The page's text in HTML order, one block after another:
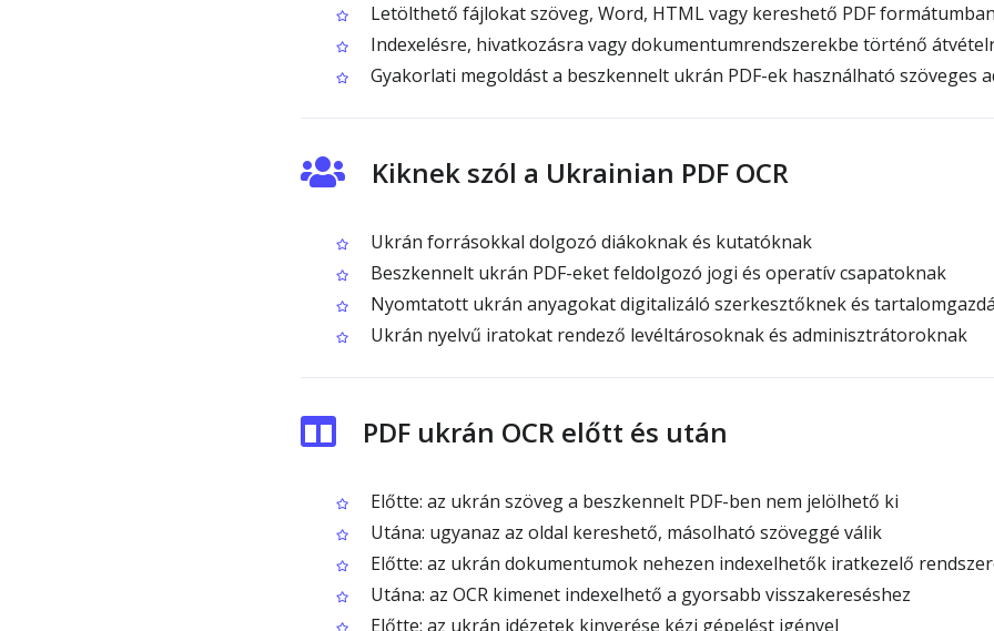
Letölthető fájlokat szöveg, Word, HTML vagy kereshető PDF
Indexelésre, hivatkozásra vagy dokumentumrendszerekbe történő
Gyakorlati megoldást a beszkennelt ukrán PDF-ek használható szöveges
Kiknek szól a Ukrainian PDF OCR
Ukrán forrásokkal dolgozó diákoknak és kutatóknak
Beszkennelt ukrán PDF-eket feldolgozó jogi és operatív csapatoknak
Nyomtatott ukrán anyagokat digitalizáló szerkesztőknek és
Ukrán nyelvű iratokat rendező levéltárosoknak és adminisztrátoroknak
PDF ukrán OCR előtt és után
Előtte: az ukrán szöveg a beszkennelt PDF-ben nem jelölhető ki
Utána: ugyanaz az oldal kereshető, másolható szöveggé válik
Előtte: az ukrán dokumentumok nehezen indexelhetők iratkezelő
Utána: az OCR kimenet indexelhető a gyorsabb visszakereséshez
Előtte: az ukrán idézetek kinyerése kézi gépelést igényel